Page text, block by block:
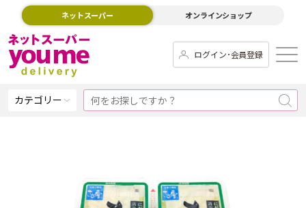
ネットスーパー オンラインショップ
ログイン･会員登録
カテゴリー